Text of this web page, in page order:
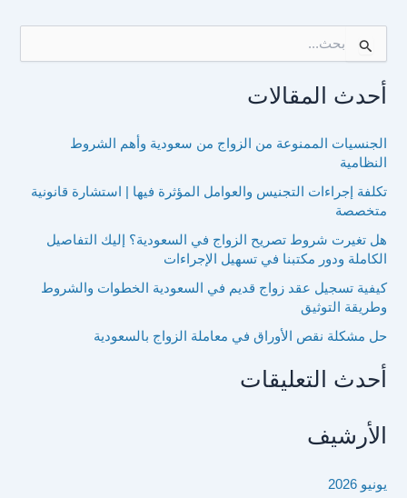
ل
ب
ح
ع
ن
:
أحدث المقالات
الجنسيات الممنوعة من الزواج من سعودية وأهم الشروط
النظامية
تكلفة إجراءات التجنيس والعوامل المؤثرة فيها | استشارة قانونية
متخصصة
هل تغيرت شروط تصريح الزواج في السعودية؟ إليك التفاصيل
الكاملة ودور مكتبنا في تسهيل الإجراءات
كيفية تسجيل عقد زواج قديم في السعودية الخطوات والشروط
وطريقة التوثيق
حل مشكلة نقص الأوراق في معاملة الزواج بالسعودية
أحدث التعليقات
الأرشيف
يونيو 2026